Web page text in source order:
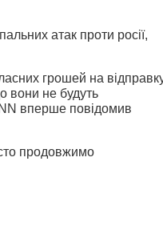
атак проти росії,
грошей на
вони не будуть
вперше повідомив
продовжимо